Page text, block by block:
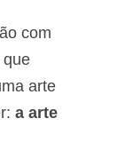
com
que
arte
a arte